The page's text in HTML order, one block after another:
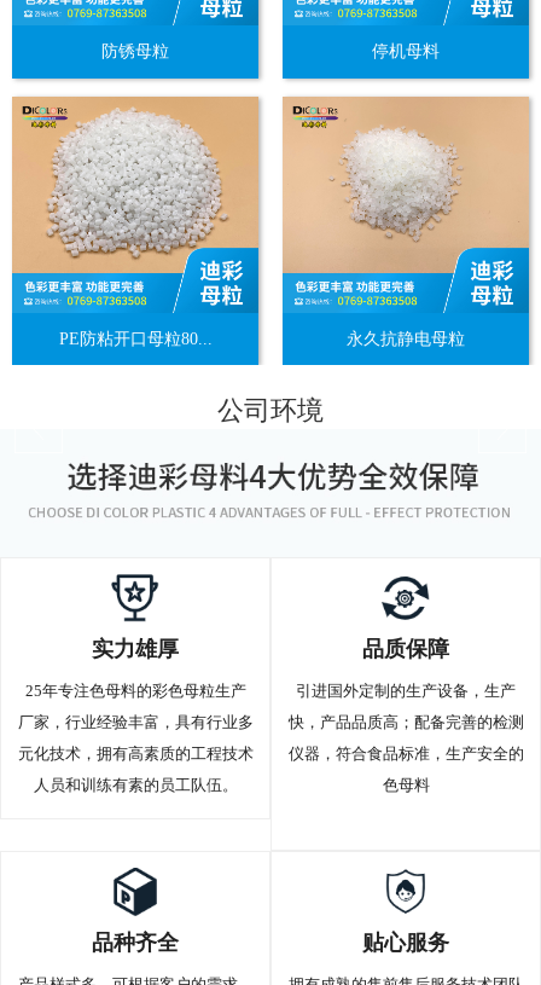
防锈母粒 停机母料
PE防粘开口母粒80... 永久抗静电母粒
公司环境
实力雄厚
25年专注色母料的彩色母粒生产
厂家，行业经验丰富，具有行业多
元化技术，拥有高素质的工程技术
人员和训练有素的员工队伍。
品质保障
引进国外定制的生产设备，生产
快，产品品质高；配备完善的检测
仪器，符合食品标准，生产安全的
色母料
品种齐全 贴心服务